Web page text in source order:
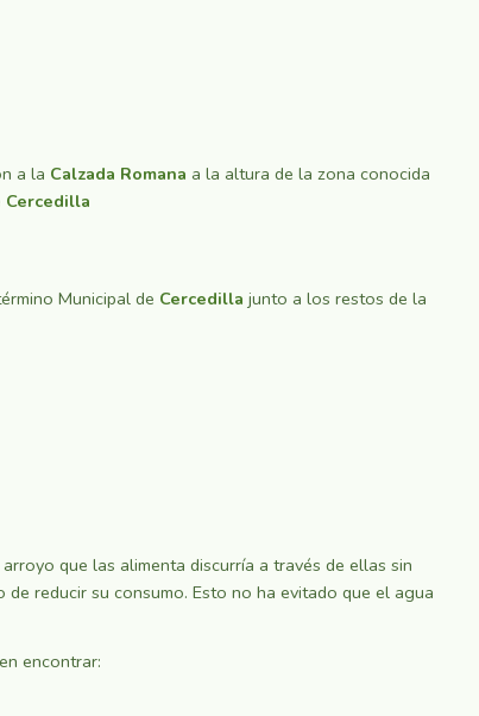
a la Calzada Romana a la altura de la zona conocida
Cercedilla
Municipal de Cercedilla junto a los restos de la
que las alimenta discurría a través de ellas sin
reducir su consumo. Esto no ha evitado que el agua
encontrar: